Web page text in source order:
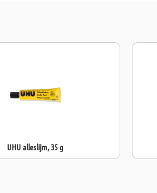
UHU alleslijm, 35 g